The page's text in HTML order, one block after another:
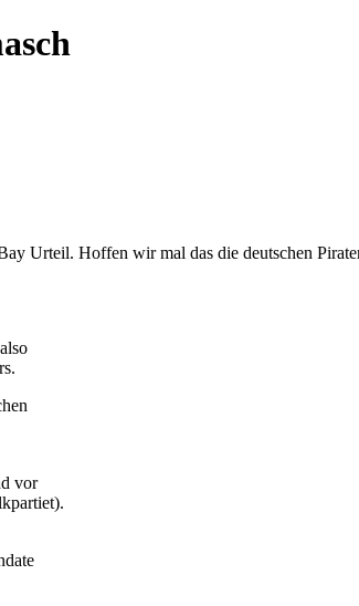
Urteil. Hoffen wir mal das die deutschen
vor